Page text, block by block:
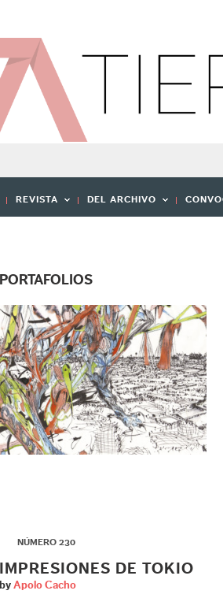
REVISTA DEL ARCHIVO
PORTAFOLIOS
NÚMERO 230
IMPRESIONES DE TOKIO
by Apolo Cacho